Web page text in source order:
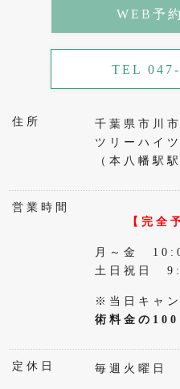
WEB予
TEL
住所
千葉県市川
ツリーハイ
（本八幡駅
営業時間
【完全
月～金
土日祝日
※当日キャ
術料金の
定休日 毎週火曜日